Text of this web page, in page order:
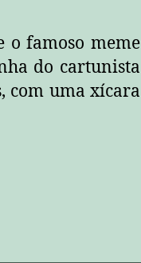
o famoso meme
do cartunista
com uma xícara